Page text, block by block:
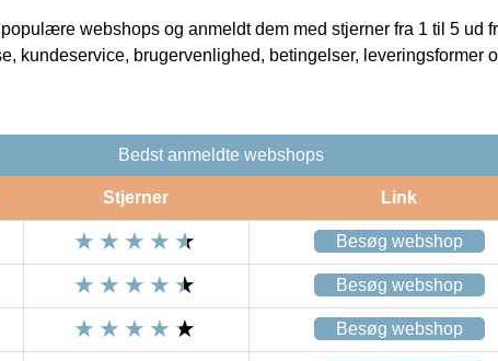
webshops og anmeldt dem med stjerner fra 1 til 5 ud
kundeservice, brugervenlighed, betingelser, leveringsformer
Bedst anmeldte webshops
Stjerner Link
Besøg webshop
Besøg webshop
Besøg webshop